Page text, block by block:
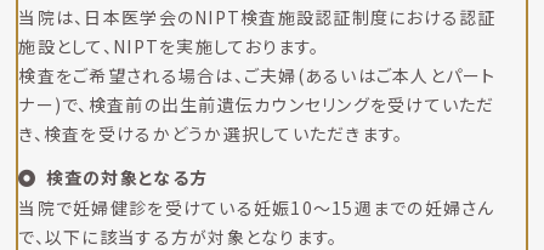
当院は、日本医学会のNIPT検査施設認証制度における認証
施設として、NIPTを実施しております。
検査をご希望される場合は、ご夫婦(あるいはご本人とパート
ナー)で、検査前の出生前遺伝カウンセリングを受けていただ
き、検査を受けるかどうか選択していただきます。
検査の対象となる方
当院で妊婦健診を受けている妊娠10～15週までの妊婦さん
で、以下に該当する方が対象となります。